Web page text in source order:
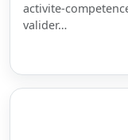
activite-
valider…